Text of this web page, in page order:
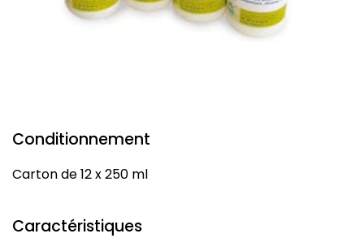
Conditionnement
Carton de 12 x 250 ml
Caractéristiques